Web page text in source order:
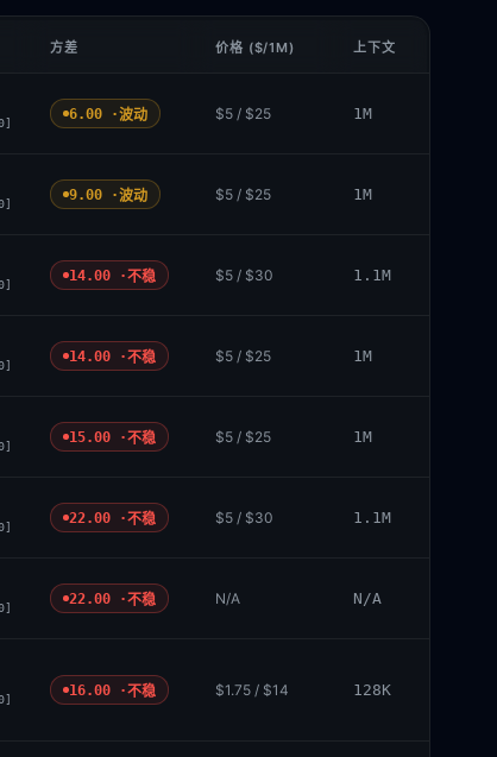
方差 价格 ($/1M) 上下文
6.00 ·波动 $5 / $25 1M
9.00 ·波动 $5 / $25 1M
14.00 ·不稳 $5 / $30 1.1M
14.00 ·不稳 $5 / $25 1M
15.00 ·不稳 $5 / $25 1M
22.00 ·不稳 $5 / $30 1.1M
22.00 ·不稳 N/A N/A
16.00 ·不稳 $1.75 / $14 128K